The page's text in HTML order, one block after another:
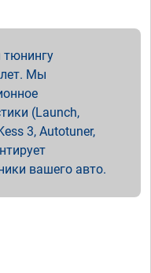
тюнингу
Мы
(Launch,
3, Autotuner,
вашего авто.